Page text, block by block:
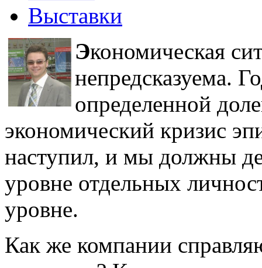
Выставки
Экономическая
непредсказуема.
определенной
экономический кризис
наступил, и мы должны
уровне отдельных
уровне.
Как же компании